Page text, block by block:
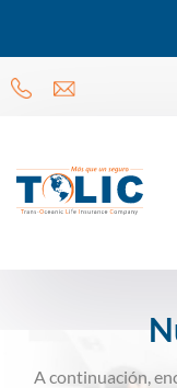
A continuación,